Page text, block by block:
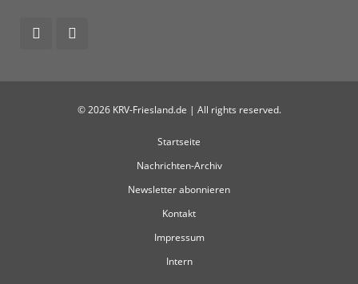
© 2026 KRV-Friesland.de | All rights reserved.
Startseite
Nachrichten-Archiv
Newsletter abonnieren
Kontakt
Impressum
Intern